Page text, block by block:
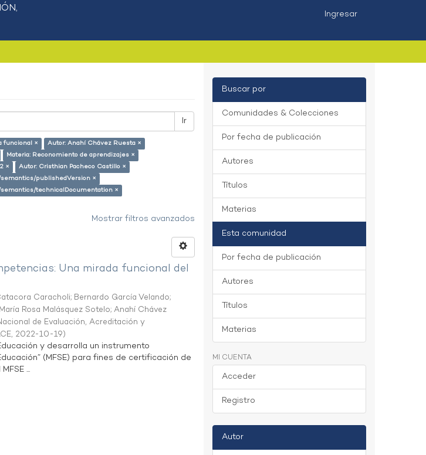
Ingresar
Ir
funcional ×
Autor: Anahí Chávez Ruesta ×
Materia: Reconomiento de aprendizajes ×
×
Autor: Cristhian Pacheco Castillo ×
publishedVersion ×
technicalDocumentation ×
Mostrar filtros avanzados
Una mirada funcional del
Caracholi; Bernardo García Velando;
María Rosa Malásquez Sotelo;Anahí Chávez
de Evaluación, Acreditación y
, 2022-10-19)
y desarrolla un instrumento
(MFSE) para fines de certificación de
...
Buscar por
Comunidades & Colecciones
Por fecha de publicación
Autores
Títulos
Materias
Esta comunidad
Por fecha de publicación
Autores
Títulos
Materias
MI CUENTA
Acceder
Registro
Autor